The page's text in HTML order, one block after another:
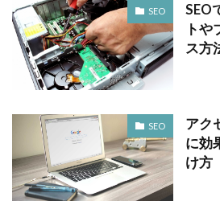
SEO
SEO
トや
ス方
SEO
アク
に効
け方